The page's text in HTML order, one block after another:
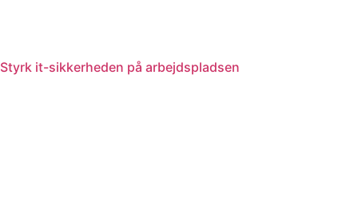
Styrk it-sikkerheden på arbejdspladsen